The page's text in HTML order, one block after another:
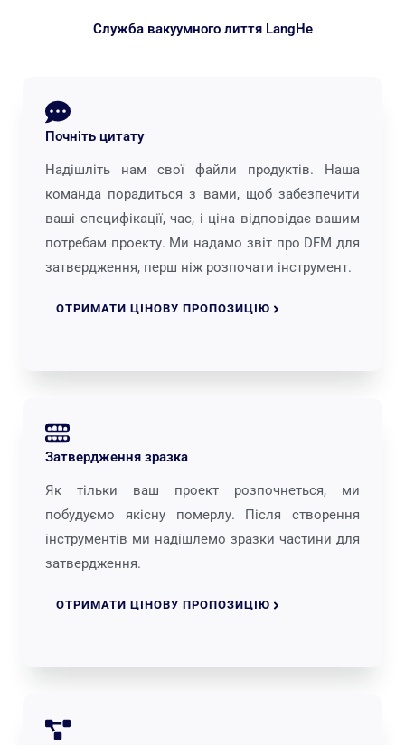
Служба вакуумного лиття LangHe
Почніть цитату
Надішліть нам свої файли продуктів. Наша
команда порадиться з вами, щоб забезпечити
ваші специфікації, час, і ціна відповідає вашим
потребам проекту. Ми надамо звіт про DFM для
затвердження, перш ніж розпочати інструмент.
ОТРИМАТИ ЦІНОВУ ПРОПОЗИЦІЮ
Затвердження зразка
Як тільки ваш проект розпочнеться, ми
побудуємо якісну померлу. Після створення
інструментів ми надішлемо зразки частини для
затвердження.
ОТРИМАТИ ЦІНОВУ ПРОПОЗИЦІЮ